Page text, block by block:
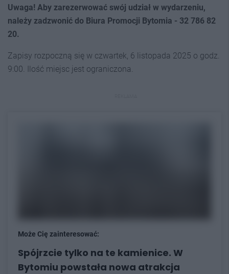
Uwaga! Aby zarezerwować swój udział w wydarzeniu,
należy zadzwonić do Biura Promocji Bytomia - 32 786 82
20.
Zapisy rozpoczną się w czwartek, 6 listopada 2025 o godz.
9:00. Ilość miejsc jest ograniczona.
Może Cię zainteresować:
Spójrzcie tylko na te kamienice. W
Bytomiu powstała nowa atrakcja